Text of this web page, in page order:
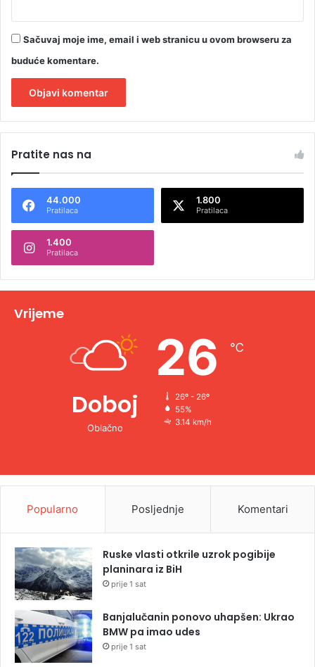
Sačuvaj moje ime, email i web stranicu u ovom browseru za
buduće komentare.
t
n
t
v
Pratite nas na
44.000
Pratilaca
1.800
Pratilaca
1.400
Pratilaca
Vrijeme
Doboj
Oblačno
26 ℃
26º - 26º
55%
3.14 km/h
Popularno Posljednje Komentari
Ruske vlasti otkrile uzrok pogibije
planinara iz BiH
prije 1 sat
Banjalučanin ponovo uhapšen: Ukrao
BMW pa imao udes
prije 1 sat